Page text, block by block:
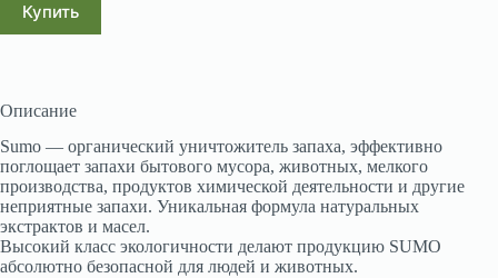
Купить
Описание
Sumo — органический уничтожитель запаха, эффективно
поглощает запахи бытового мусора, животных, мелкого
производства, продуктов химической деятельности и другие
неприятные запахи. Уникальная формула натуральных
экстрактов и масел.
Высокий класс экологичности делают продукцию SUMO
абсолютно безопасной для людей и животных.